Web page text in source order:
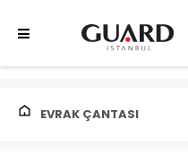
EVRAK ÇANTASI